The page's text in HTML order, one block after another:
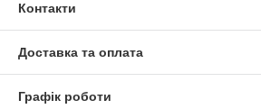
Контакти
Доставка та оплата
Графік роботи